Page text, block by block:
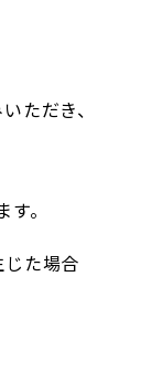
ただき、
。
た場合